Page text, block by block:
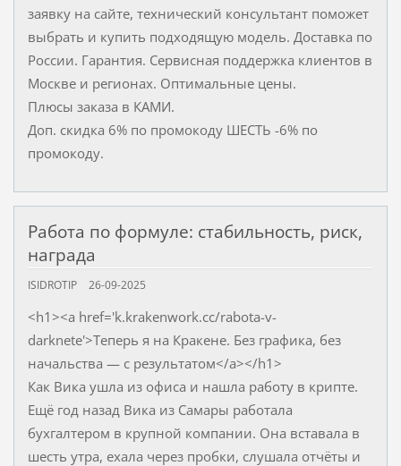
заявку на сайте, технический консультант поможет
выбрать и купить подходящую модель. Доставка по
России. Гарантия. Сервисная поддержка клиентов в
Москве и регионах. Оптимальные цены.
Плюсы заказа в КАМИ.
Доп. скидка 6% по промокоду ШЕСТЬ -6% по
промокоду.
Работа по формуле: стабильность, риск,
награда
ISIDROTIP 26-09-2025
<h1><a href='k.krakenwork.cc/rabota-v-
darknete'>Теперь я на Кракене. Без графика, без
начальства — с результатом</a></h1>
Как Вика ушла из офиса и нашла работу в крипте.
Ещё год назад Вика из Самары работала
бухгалтером в крупной компании. Она вставала в
шесть утра, ехала через пробки, слушала отчёты и